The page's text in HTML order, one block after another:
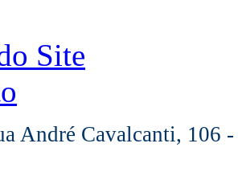
Site
André Cavalcanti, 106